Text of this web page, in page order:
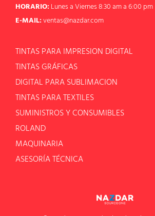
HORARIO: Lunes a Viernes 8:30 am a 6:00 pm
E-MAIL:ventas@nazdar.com
TINTAS PARA IMPRESION DIGITAL
TINTAS GRÁFICAS
DIGITAL PARA SUBLIMACION
TINTAS PARA TEXTILES
SUMINISTROS Y CONSUMIBLES
ROLAND
MAQUINARIA
ASESORÍA TÉCNICA